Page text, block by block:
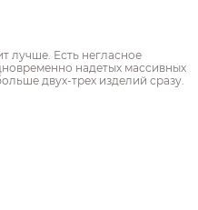
лучше. Есть негласное
надетых массивных
двух-трех изделий сразу.